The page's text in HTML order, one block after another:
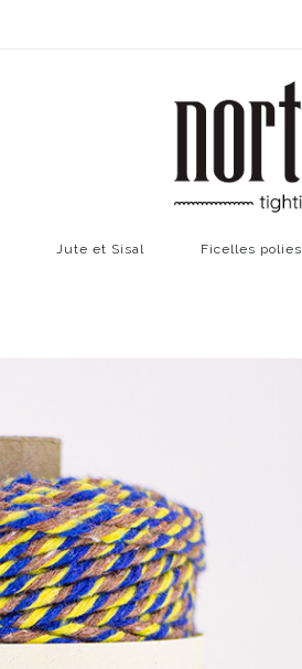
Jute et Sisal Ficelles polies